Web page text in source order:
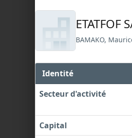
ETATFOF
BAMAKO,
Identité
Secteur d'activité
Capital